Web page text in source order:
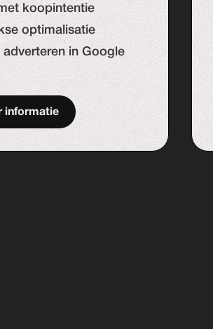
koopintentie
optimalisatie
adverteren in Google
informatie
de uitdaging